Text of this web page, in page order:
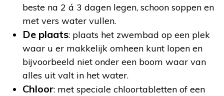
beste na 2 á 3 dagen legen, schoon soppen en
met vers water vullen.
De plaats: plaats het zwembad op een plek
waar u er makkelijk omheen kunt lopen en
bijvoorbeeld niet onder een boom waar van
alles uit valt in het water.
Chloor: met speciale chloortabletten of een